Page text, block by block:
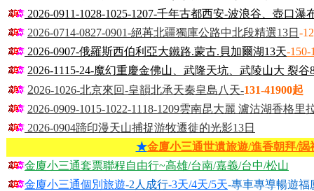
2026-0911-1028-1025-1207-千年古都西安-波浪谷、壺口瀑
2026-0714-0827-0901-絕苒北疆獨庫公路中北段精選13日 -
2026-0907-俄羅斯西伯利亞大鐵路.蒙古.貝加爾湖13天-150-
2026-1115-24-魔幻重慶金佛山、武隆天坑、武陵山大 裂谷
2026-1026-北京來回-皇韻北承天秦皇島八天-131-41900起
2026-0909-1015-1022-1118-1209雲南昆大麗 瀘沽湖香格里
2026-0904蹄印漫天山捕捉游牧遷徙的光影13日
★金廈小三通世遺旅遊/進香朝拜/謁
金廈小三通套票聯程自由行~高雄/台南/嘉義/台中/松山
金廈小三通個別旅遊-2人成行-3天/4天/5天-專車專導暢遊福